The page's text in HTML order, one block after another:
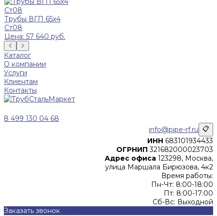
Трубы ВГП 65x4
Ст08
Цена: 57 640 руб.
Каталог
О компании
Услуги
Клиентам
Контакты
8 499 130 04 68
info@pipe-rf.ru 📋
ИНН 683101934433
ОГРНИП 321682000023703
Адрес офиса 123298, Москва,
улица Маршала Бирюзова, 4к2
Время работы:
Пн-Чт: 8:00-18:00
Пт: 8:00-17:00
Сб-Вс: Выходной
Заказать звонок